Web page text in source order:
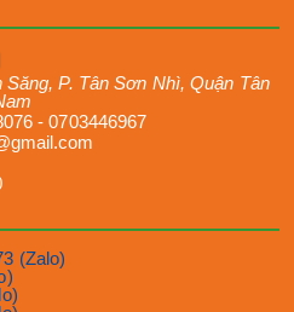
Săng, P. Tân Sơn Nhì,Quận Tân
-0703446967
(Zalo)